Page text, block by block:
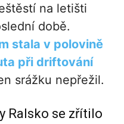
na letišti
době.
stala v polovině
při driftování
srážku nepřežil.
Ralsko se zřítilo